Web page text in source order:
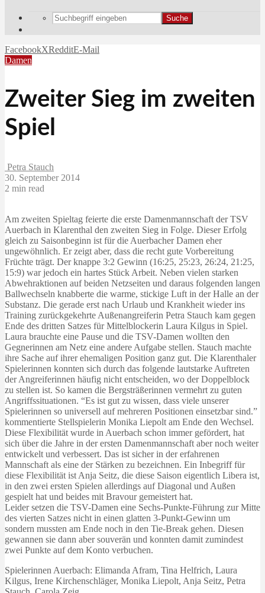
Suche
FacebookXRedditE-Mail
Damen
Zweiter Sieg im zweiten
Spiel
Petra Stauch
30. September 2014
2 min read
Am zweiten Spieltag feierte die erste Damenmannschaft der TSV
Auerbach in Klarenthal den zweiten Sieg in Folge. Dieser Erfolg
gleich zu Saisonbeginn ist für die Auerbacher Damen eher
ungewöhnlich. Er zeigt aber, dass die recht gute Vorbereitung
Früchte trägt. Der knappe 3:2 Gewinn (16:25, 25:23, 26:24, 21:25,
15:9) war jedoch ein hartes Stück Arbeit. Neben vielen starken
Abwehraktionen auf beiden Netzseiten und daraus folgenden langen
Ballwechseln knabberte die warme, stickige Luft in der Halle an der
Substanz. Die gerade erst nach Urlaub und Krankheit wieder ins
Training zurückgekehrte Außenangreiferin Petra Stauch kam gegen
Ende des dritten Satzes für Mittelblockerin Laura Kilgus in Spiel.
Laura brauchte eine Pause und die TSV-Damen wollten den
Gegnerinnen am Netz eine andere Aufgabe stellen. Stauch machte
ihre Sache auf ihrer ehemaligen Position ganz gut. Die Klarenthaler
Spielerinnen konnten sich durch das folgende lautstarke Auftreten
der Angreiferinnen häufig nicht entscheiden, wo der Doppelblock
zu stellen ist. So kamen die Bergsträßerinnen vermehrt zu guten
Angriffssituationen. “Es ist gut zu wissen, dass viele unserer
Spielerinnen so universell auf mehreren Positionen einsetzbar sind.”
kommentierte Stellspielerin Monika Liepolt am Ende den Wechsel.
Diese Flexibilität wurde in Auerbach schon immer gefördert, hat
sich über die Jahre in der ersten Damenmannschaft aber noch weiter
entwickelt und verbessert. Das ist sicher in der erfahrenen
Mannschaft als eine der Stärken zu bezeichnen. Ein Inbegriff für
diese Flexibilität ist Anja Seitz, die diese Saison eigentlich Libera ist,
in den zwei ersten Spielen allerdings auf Diagonal und Außen
gespielt hat und beides mit Bravour gemeistert hat.
Leider setzen die TSV-Damen eine Sechs-Punkte-Führung zur Mitte
des vierten Satzes nicht in einen glatten 3-Punkt-Gewinn um
sondern mussten am Ende noch in den Tie-Break gehen. Diesen
gewannen sie dann aber souverän und konnten damit zumindest
zwei Punkte auf dem Konto verbuchen.
Spielerinnen Auerbach: Elimanda Afram, Tina Helfrich, Laura
Kilgus, Irene Kirchenschläger, Monika Liepolt, Anja Seitz, Petra